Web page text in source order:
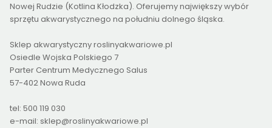
Nowej Rudzie (Kotlina Kłodzka). Oferujemy największy wybór
sprzętu akwarystycznego na południu dolnego śląska.
Sklep akwarystyczny roslinyakwariowe.pl
Osiedle Wojska Polskiego 7
Parter Centrum Medycznego Salus
57-402 Nowa Ruda
tel: 500 119 030
e-mail: sklep@roslinyakwariowe.pl